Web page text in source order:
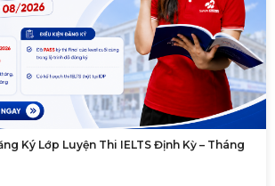
Ký Lớp Luyện Thi IELTS Định Kỳ – Tháng